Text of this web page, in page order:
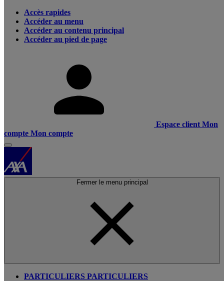
Accès rapides
Accéder au menu
Accéder au contenu principal
Accéder au pied de page
Espace client Mon
compte Mon compte
Fermer le menu principal
PARTICULIERS PARTICULIERS